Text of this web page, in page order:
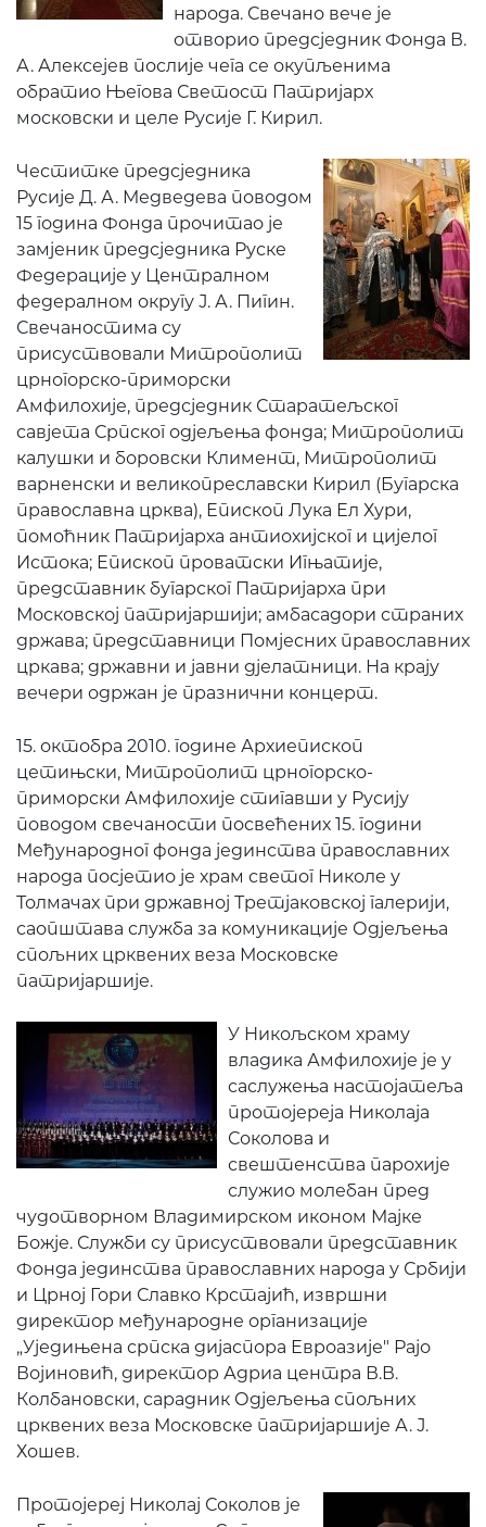
народа. Свечано вече је
отворио предсједник Фонда В.
А. Алексејев послије чега се окупљенима
обратио Његова Светост Патријарх
московски и целе Русије Г. Кирил.
Честитке предсједника
Русије Д. А. Медведева поводом
15 година Фонда прочитао је
замјеник предсједника Руске
Федерације у Централном
федералном округу Ј. А. Пигин.
Свечаностима су
присуствовали Митрополит
црногорско-приморски
Амфилохије, предсједник Старатељског
савјета Српског одјељења фонда; Митрополит
калушки и боровски Климент, Митрополит
варненски и великопреславски Кирил (Бугарска
православна црква), Епископ Лука Ел Хури,
помоћник Патријарха антиохијског и цијелог
Истока; Епископ проватски Игњатије,
представник бугарског Патријарха при
Московској патријаршији; амбасадори страних
држава; представници Помјесних православних
цркава; државни и јавни дјелатници. На крају
вечери одржан је празнични концерт.
15. октобра 2010. године Архиепископ
цетињски, Митрополит црногорско-
приморски Амфилохије стигавши у Русију
поводом свечаности посвећених 15. години
Међународног фонда јединства православних
народа посјетио је храм светог Николе у
Толмачах при државној Третјаковској галерији,
саопштава служба за комуникације Одјељења
спољних црквених веза Московске
патријаршије.
У Никољском храму
владика Амфилохије је у
саслужења настојатеља
протојереја Николаја
Соколова и
свештенства парохије
служио молебан пред
чудотворном Владимирском иконом Мајке
Божје. Служби су присуствовали представник
Фонда јединства православних народа у Србији
и Црној Гори Славко Крстајић, извршни
директор међународне организације
„Уједињена српска дијаспора Евроазије" Рајо
Војиновић, директор Адриа центра В.В.
Колбановски, сарадник Одјељења спољних
црквених веза Московске патријаршије А. Ј.
Хошев.
Протојереј Николај Соколов је